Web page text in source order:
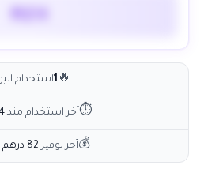
🔥
1استخدام
⏱آخر استخدام منذ4 دقيقة
💰آخر توفير 82 درهم إماراتي